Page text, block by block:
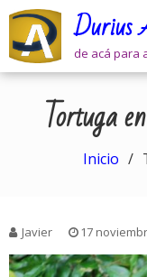
Skip
content
Durius
de acá para
Tortuga
Inicio
Javier 17